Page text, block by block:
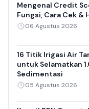
Mengenal Credit
Fungsi, Cara Cek &
06 Agustus 2026
16 Titik Irigasi Air
untuk Selamatkan
Sedimentasi
05 Agustus 2026